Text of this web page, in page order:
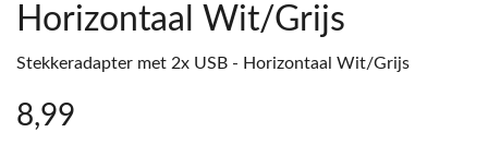
Horizontaal Wit/Grijs
Stekkeradapter met 2x USB - Horizontaal Wit/Grijs
8,99